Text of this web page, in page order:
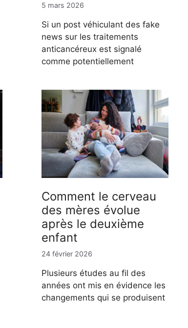
5 mars 2026
Si un post véhiculant des fake
news sur les traitements
anticancéreux est signalé
comme potentiellement
Comment le cerveau
des mères évolue
après le deuxième
enfant
24 février 2026
Plusieurs études au fil des
années ont mis en évidence les
changements qui se produisent